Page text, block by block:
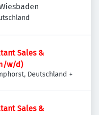
Sales &
w/d)
Deutschland +
Sales &